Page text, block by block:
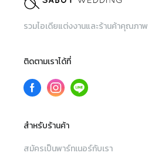
รวมไอเดียแต่งงานและร้านค้าคุณภาพ
ติดตามเราได้ที่
สำหรับร้านค้า
สมัครเป็นพาร์ทเนอร์กับเรา